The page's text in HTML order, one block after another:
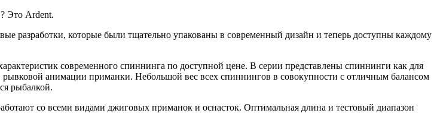
Это Ardent.
разработки, которые были тщательно упакованы в современный дизайн и теперь доступны каждому
современного спиннинга по доступной цене. В серии представлены спиннинги как для
анимации приманки. Небольшой вес всех спиннингов в совокупности с отличным балансом
рыбалкой.
со всеми видами джиговых приманок и оснасток. Оптимальная длина и тестовый диапазон